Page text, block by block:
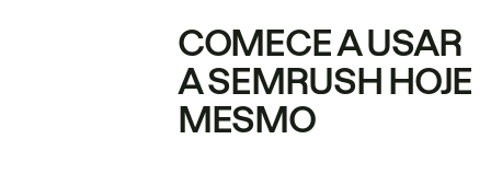
COMECE A USAR
A SEMRUSH HOJE
MESMO